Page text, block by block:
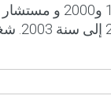
1999 و2000
[...]